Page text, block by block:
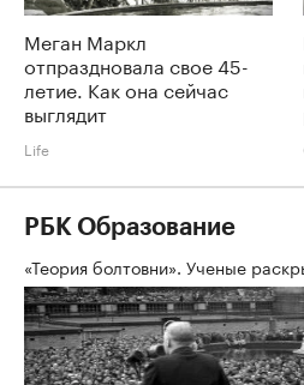
Меган Маркл
отпраздновала свое 45-
летие. Как она сейчас
выглядит
Life
РБК Образование
«Теория болтовни». Ученые